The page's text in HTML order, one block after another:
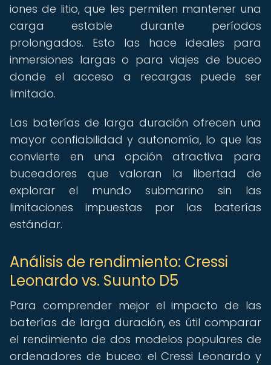
iones de litio, que les permiten mantener una
carga estable durante períodos
prolongados. Esto las hace ideales para
inmersiones largas o para viajes de buceo
donde el acceso a recargas puede ser
limitado.
Las baterías de larga duración ofrecen una
mayor confiabilidad y autonomía, lo que las
convierte en una opción atractiva para
buceadores que valoran la libertad de
explorar el mundo submarino sin las
limitaciones impuestas por las baterías
estándar.
Análisis de rendimiento: Cressi
Leonardo vs. Suunto D5
Para comprender mejor el impacto de las
baterías de larga duración, es útil comparar
el rendimiento de dos modelos populares de
ordenadores de buceo: el Cressi Leonardo y